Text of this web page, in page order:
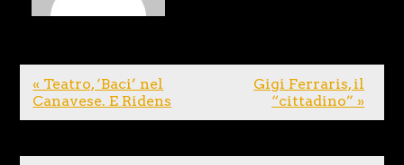
« Teatro, ‘Baci’ nel
Canavese. E Ridens
Gigi Ferraris, il
“cittadino” »